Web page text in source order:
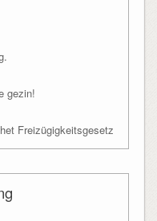
gezin!
Freizügigkeitsgesetz